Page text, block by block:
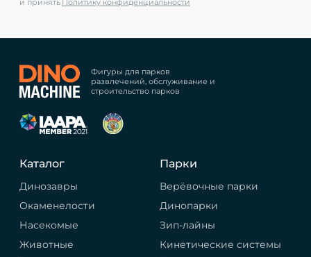
Фигуры для парков
развлечений, обслуживание и
строительство парков
Каталог
Динозавры
Окаменелости
Насекомые
Животные
Парки
Верёвочные парки
Динопарки
Зип-лайны
Кинетические системы